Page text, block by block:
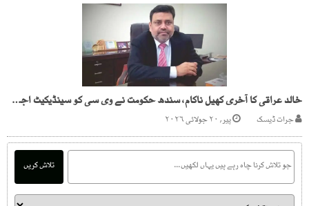
خالد عراقی کا آخری کھیل ناکام، سندھ حکومت نے وی سی کو سینڈیکیٹ اجلاس سے روک دیا
جرات ڈیسک پیر, ۲۰ جولائی ۲۰۲۶
تلاش کریں